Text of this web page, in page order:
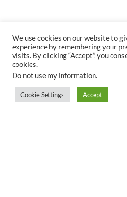
We use cookies on our website to
experience by remembering your
visits. By clicking “Accept”, you
cookies.
Do not use my information.
Cookie Settings Accept